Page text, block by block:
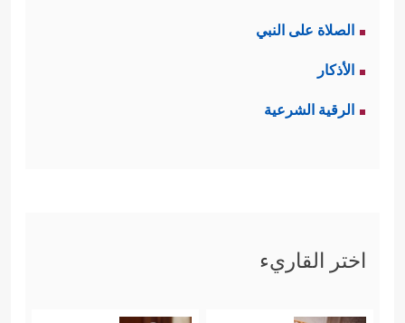
الصلاة على النبي
الأذكار
الرقية الشرعية
اختر القاريء